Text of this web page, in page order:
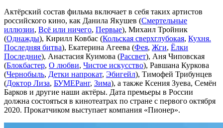
Актёрский состав фильма включает в себя таких артистов
российского кино, как Данила Якушев (Смертельные
иллюзии, Всё или ничего, Первые), Михаил Тройник
(Однажды), Кирилл Ковбас (Кольская сверхглубокая, Кухня.
Последняя битва), Екатерина Агеева (Фея, Жги, Ёлки
Последние), Анастасия Куимова (Рассвет), Аня Чиповская
(Блокбастер, О любви, Чистое искусство), Равшана Куркова
(Чернобыль, Детки напрокат, Эбигейл), Тимофей Трибунцев
(Доктор Лиза, БУМЕРанг, Зима), а также Ксения Зуева, Семён
Барков и другие наши актёры. Дата премьеры в России
должна состояться в кинотеатрах по стране с первого октября
2020. Прокатчиком выступает компания «Пионер».